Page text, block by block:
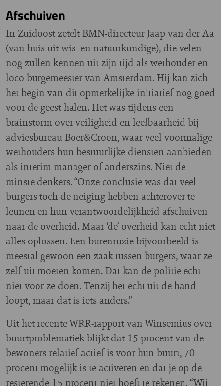
Afschuiven
In Zuidoost zetelt BMN-directeur Jaap van der Aa
(van huis uit wis- en natuurkundige), die velen
nog zullen kennen uit zijn tijd als wethouder en
loco-burgemeester van Amsterdam. Hij kan zich
het begin van dit opmerkelijke initiatief nog goed
voor de geest halen. Het was tijdens een
brainstorm over veiligheid en leefbaarheid bij
adviesbureau Boer&Croon, waar veel voormalige
wethouders hun bestuurlijke diensten aanbieden
als interim-manager of anderszins. Niet de
minste denkers. “Onze conclusie was dat veel
burgers toch de neiging hebben achterover te
leunen en hun verantwoordelijkheid afschuiven
naar de overheid. Maar ‘de’ overheid kan echt niet
alles oplossen. Een burenruzie bijvoorbeeld is
meestal gewoon een zaak tussen burgers, waar ze
zelf uit moeten komen. Dat kan de politie echt
niet voor ze doen. Tenzij het echt uit de hand
loopt, maar dat is iets anders.”
Uit het recente WRR-rapport van Winsemius over
buurtproblematiek blijkt dat 15 procent van de
bewoners relatief actief is voor hun buurt, 70
procent mogelijk is te activeren en dat je op de
resterende 15 procent niet hoeft te rekenen. “Wij